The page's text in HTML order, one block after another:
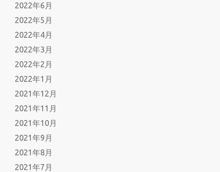
2022年6月
2022年5月
2022年4月
2022年3月
2022年2月
2022年1月
2021年12月
2021年11月
2021年10月
2021年9月
2021年8月
2021年7月